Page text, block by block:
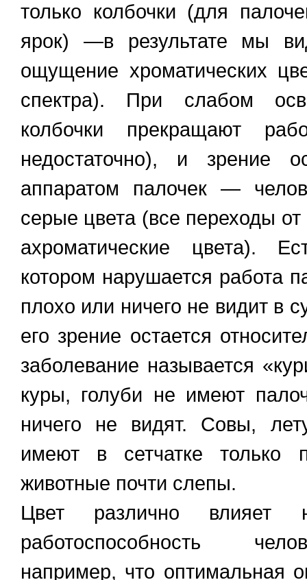
только колбочки (для
ярок) —в результате мы
ощущение хроматических
спектра). При слабом
колбочки прекращают
недостаточно), и зрение
аппаратом палочек —
серые цвета (все переходы от
ахроматические цвета).
котором нарушается работа
плохо или ничего не видит в
его зрение остается
заболевание называется
куры, голуби не имеют
ничего не видят. Совы,
имеют в сетчатке
животные почти слепы.
Цвет различно влияет
работоспособность
например, что оптимальная